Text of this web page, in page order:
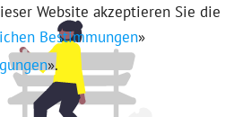
Website akzeptieren Sie die
Bestimmungen»
».